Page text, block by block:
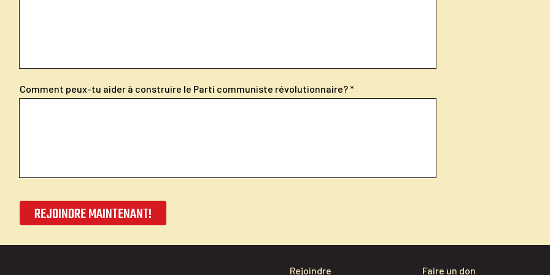
Comment peux-tu aider à construire le Parti communiste révolutionnaire?
REJOINDRE MAINTENANT!
Rejoindre Faire un don